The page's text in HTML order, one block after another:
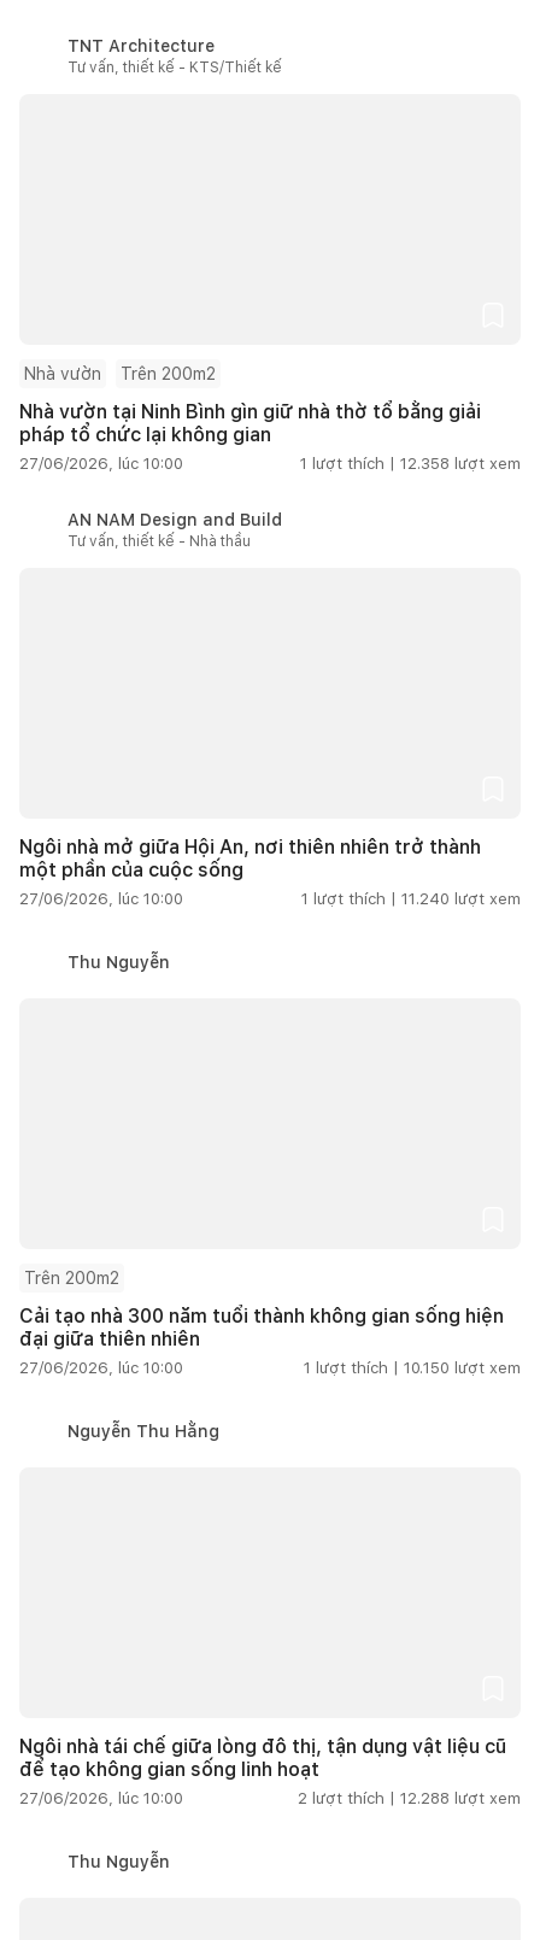
TNT Architecture
Tư vấn, thiết kế - KTS/Thiết kế
Nhà vườn Trên 200m2
Nhà vườn tại Ninh Bình gìn giữ nhà thờ tổ bằng giải
pháp tổ chức lại không gian
27/06/2026, lúc 10:00 1 lượt thích | 12.358 lượt xem
AN NAM Design and Build
Tư vấn, thiết kế - Nhà thầu
Ngôi nhà mở giữa Hội An, nơi thiên nhiên trở thành
một phần của cuộc sống
27/06/2026, lúc 10:00 1 lượt thích | 11.240 lượt xem
Thu Nguyễn
Trên 200m2
Cải tạo nhà 300 năm tuổi thành không gian sống hiện
đại giữa thiên nhiên
27/06/2026, lúc 10:00 1 lượt thích | 10.150 lượt xem
Nguyễn Thu Hằng
Ngôi nhà tái chế giữa lòng đô thị, tận dụng vật liệu cũ
để tạo không gian sống linh hoạt
27/06/2026, lúc 10:00 2 lượt thích | 12.288 lượt xem
Thu Nguyễn